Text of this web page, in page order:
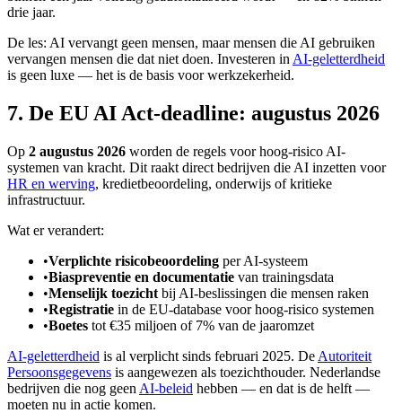
drie jaar.
De les: AI vervangt geen mensen, maar mensen die AI gebruiken
vervangen mensen die dat niet doen. Investeren in AI-geletterdheid
is geen luxe — het is de basis voor werkzekerheid.
7. De EU AI Act-deadline: augustus 2026
Op 2 augustus 2026 worden de regels voor hoog-risico AI-
systemen van kracht. Dit raakt direct bedrijven die AI inzetten voor
HR en werving, kredietbeoordeling, onderwijs of kritieke
infrastructuur.
Wat er verandert:
•Verplichte risicobeoordeling per AI-systeem
•Biaspreventie en documentatie van trainingsdata
•Menselijk toezicht bij AI-beslissingen die mensen raken
•Registratie in de EU-database voor hoog-risico systemen
•Boetes tot €35 miljoen of 7% van de jaaromzet
AI-geletterdheid is al verplicht sinds februari 2025. De Autoriteit
Persoonsgegevens is aangewezen als toezichthouder. Nederlandse
bedrijven die nog geen AI-beleid hebben — en dat is de helft —
moeten nu in actie komen.